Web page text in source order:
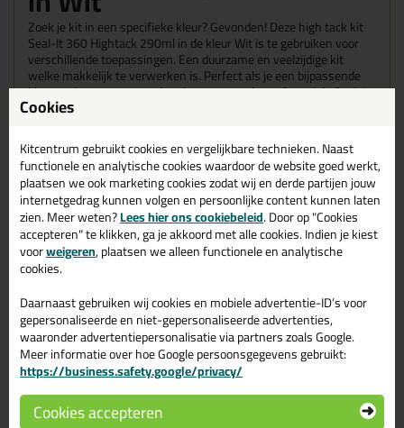
Zoek je kit in een specifieke kleur? Gevonden! Deze high tack kit
Seal-It 360 Hightack 290ml in de kleur Wit is te gebruiken voor
verschillende toepassingen. Een duurzame en veelzijdige kit
welke makkelijk te verwerken is. Perfect als je een bijpassende
kleur zoekt met gegarandeerd een topresultaat. Bestel de Seal-It
360 Hightack 290ml in kleur Wit vandaag nog! Op voorraad en op
Wil je meer weten over de toepassing en kenmerken van dit
product?Lees alles over dit product >
Tips & tricks voor Seal-It 360
Hightack 290ml
In de volgende blogs wordt dit product gebruikt:
Gerelateerde producten
Cookies
Kitcentrum gebruikt cookies en vergelijkbare technieken. Naast
functionele en analytische cookies waardoor de website goed werkt,
plaatsen we ook marketing cookies zodat wij en derde partijen jouw
internetgedrag kunnen volgen en persoonlijke content kunnen laten
zien. Meer weten?Lees hier ons cookiebeleid. Door op "Cookies
accepteren" te klikken, ga je akkoord met alle cookies. Indien je kiest
voorweigeren, plaatsen we alleen functionele en analytische
cookies.
Daarnaast gebruiken wij cookies en mobiele advertentie-ID’s voor
gepersonaliseerde en niet-gepersonaliseerde advertenties,
waaronder advertentiepersonalisatie via partners zoals Google.
Meer informatie over hoe Google persoonsgegevens gebruikt:
https://business.safety.google/privacy/
Cookies accepteren